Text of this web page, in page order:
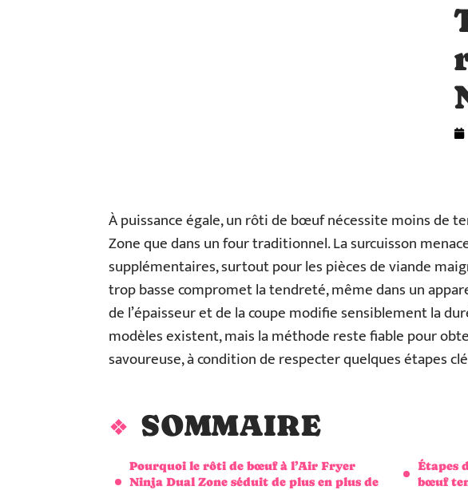
À puissance égale, un rôti de bœuf nécessite moins de
Zone que dans un four traditionnel. La surcuisson
supplémentaires, surtout pour les pièces de viande
trop basse compromet la tendreté, même dans un
de l’épaisseur et de la coupe modifie sensiblement la
modèles existent, mais la méthode reste fiable pour
savoureuse, à condition de respecter quelques étapes
SOMMAIRE
Pourquoi le rôti de bœuf à l’Air Fryer
Ninja Dual Zone séduit de plus en plus de
Étapes
bœuf